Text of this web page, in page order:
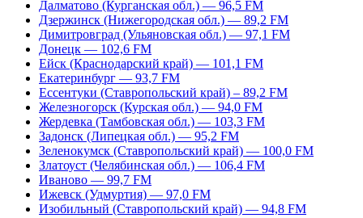
Далматово (Курганская обл.) — 96,5 FM
Дзержинск (Нижегородская обл.) — 89,2 FM
Димитровград (Ульяновская обл.) — 97,1 FM
Донецк — 102,6 FM
Ейск (Краснодарский край) — 101,1 FM
Екатеринбург — 93,7 FM
Ессентуки (Ставропольский край) – 89,2 FM
Железногорск (Курская обл.) — 94,0 FM
Жердевка (Тамбовская обл.) — 103,3 FM
Задонск (Липецкая обл.) — 95,2 FM
Зеленокумск (Ставропольский край) — 100,0 FM
Златоуст (Челябинская обл.) — 106,4 FM
Иваново — 99,7 FM
Ижевск (Удмуртия) — 97,0 FM
Изобильный (Ставропольский край) — 94,8 FM